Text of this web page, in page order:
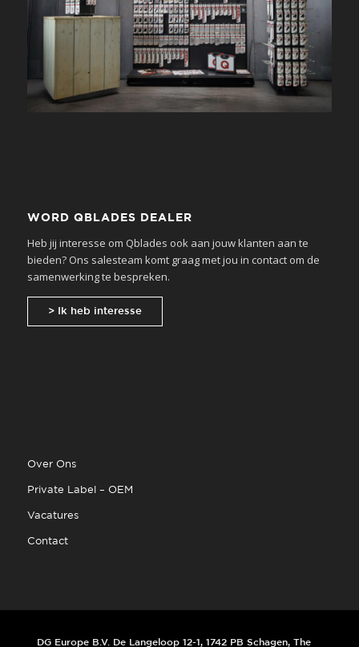
WORD QBLADES DEALER
Heb jij interesse om Qblades ook aan jouw klanten aan te
bieden? Ons salesteam komt graag met jou in contact om de
samenwerking te bespreken.
> Ik heb interesse
Over Ons
Private Label – OEM
Vacatures
Contact
DG Europe B.V. De Langeloop 12-1, 1742 PB Schagen, The